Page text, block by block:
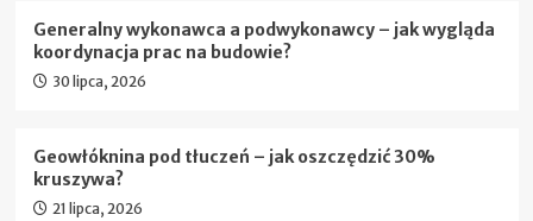
Generalny wykonawca a podwykonawcy – jak wygląda
koordynacja prac na budowie?
30 lipca, 2026
Geowłóknina pod tłuczeń – jak oszczędzić 30%
kruszywa?
21 lipca, 2026